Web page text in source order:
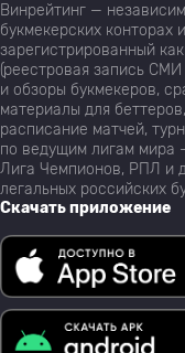
Винрейтинг —
букмекерских конторах
зарегистрированный
(реестровая запись
и обзоры букмекеров,
материалы для
расписание матчей,
по ведущим лигам мира
Лига Чемпионов, РПЛ и
легальных российских
Скачать приложение